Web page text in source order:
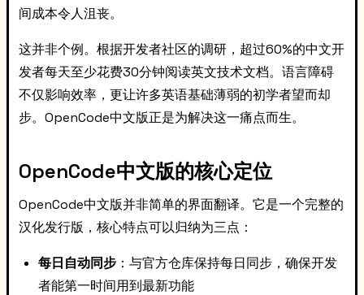
间成本令人沮丧。
这并非个例。根据开发者社区的调研，超过60%的中文开
发者每天至少花费30分钟阅读英文技术文档。语言障碍
不仅影响效率，更让许多英语基础薄弱的初学者望而却
步。OpenCode中文版正是为解决这一痛点而生。
OpenCode中文版的核心定位
OpenCode中文版并非简单的界面翻译。它是一个完整的
汉化发行版，核心特点可以归纳为三点：
每日自动同步 ：与官方仓库保持每日同步，确保开发
者能第一时间用到最新功能